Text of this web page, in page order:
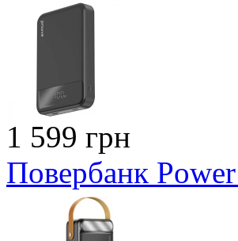
1 599 грн
Повербанк